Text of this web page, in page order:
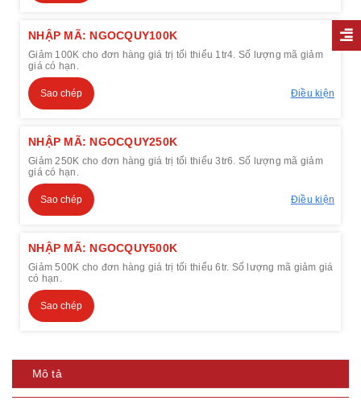
NHẬP MÃ: NGOCQUY100K
Giảm 100K cho đơn hàng giá trị tối thiểu 1tr4. Số lượng mã giảm
giá có hạn.
Sao chép Điều kiện
NHẬP MÃ: NGOCQUY250K
Giảm 250K cho đơn hàng giá trị tối thiểu 3tr6. Số lượng mã giảm
giá có hạn.
Sao chép Điều kiện
NHẬP MÃ: NGOCQUY500K
Giảm 500K cho đơn hàng giá trị tối thiểu 6tr. Số lượng mã giảm giá
có hạn.
Sao chép
Mô tả